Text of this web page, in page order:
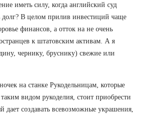
иметь силу, когда английский суд
долг? В целом прилив инвестиций чаще
финансов, а отток на не очень
к штатовским активам. А я
чернику, бруснику) свежие или
на станке Рукодельницам, которые
таким видом рукоделия, стоит приобрести
дает создавать всевозможные украшения,